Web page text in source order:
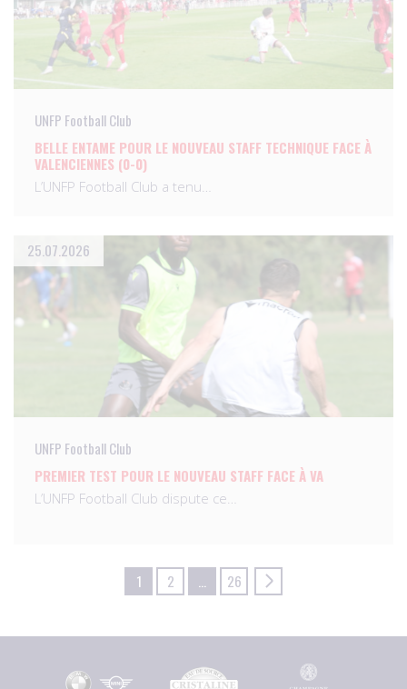
UNFP Football Club
BELLE ENTAME POUR LE NOUVEAU STAFF TECHNIQUE FACE À
VALENCIENNES (0-0)
L’UNFP Football Club a tenu…
25.07.2026
UNFP Football Club
PREMIER TEST POUR LE NOUVEAU STAFF FACE À VA
L’UNFP Football Club dispute ce…
1 2 26